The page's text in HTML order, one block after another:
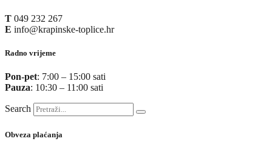
T 049 232 267
E info@krapinske-toplice.hr
Radno vrijeme
Pon-pet: 7:00 – 15:00 sati
Pauza: 10:30 – 11:00 sati
Search
Obveza plaćanja